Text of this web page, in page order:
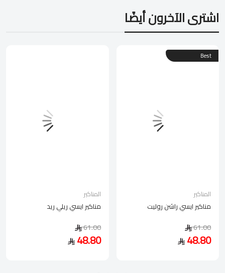
اشترى الآخرون أيضًا
المناكير
مناكير ايسي ريلي ريد
61.00
48.80
Best
المناكير
مناكير ايسي راشن روليت
61.00
48.80